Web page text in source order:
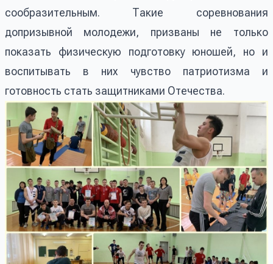
сообразительным. Такие соревнования
допризывной молодежи, призваны не только
показать физическую подготовку юношей, но и
воспитывать в них чувство патриотизма и
готовность стать защитниками Отечества.